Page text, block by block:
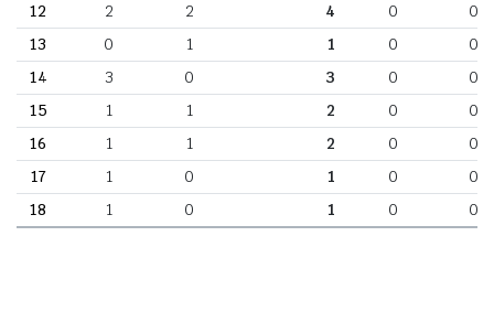
12
2 2 4 0
0
13
0 1 1 0
0
14
3 0 3 0
0
15
1 1 2 0
0
16
1 1 2 0
0
17
1 0 1 0
0
18
1 0 1 0 0